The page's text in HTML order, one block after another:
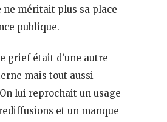
ne méritait plus sa place
publique.
grief était d’une autre
mais tout aussi
lui reprochait un usage
et un manque